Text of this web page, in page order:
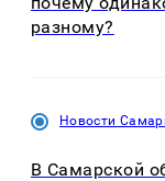
разному?
Новости
В Самарской